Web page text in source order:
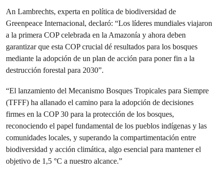
An Lambrechts, experta en política de biodiversidad de
Greenpeace Internacional, declaró: “Los líderes mundiales viajaron
a la primera COP celebrada en la Amazonía y ahora deben
garantizar que esta COP crucial dé resultados para los bosques
mediante la adopción de un plan de acción para poner fin a la
destrucción forestal para 2030”.
“El lanzamiento del Mecanismo Bosques Tropicales para Siempre
(TFFF) ha allanado el camino para la adopción de decisiones
firmes en la COP 30 para la protección de los bosques,
reconociendo el papel fundamental de los pueblos indígenas y las
comunidades locales, y superando la compartimentación entre
biodiversidad y acción climática, algo esencial para mantener el
objetivo de 1,5 °C a nuestro alcance.”